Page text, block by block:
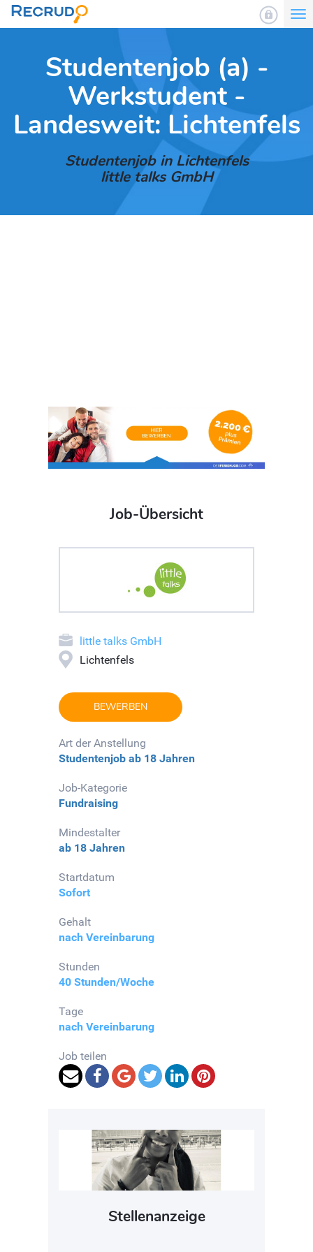
Studentenjob (a) -
Werkstudent -
Landesweit: Lichtenfels
Studentenjob in Lichtenfels
little talks GmbH
Job-Übersicht
little talks GmbH
Lichtenfels
BEWERBEN
Art der Anstellung
Studentenjob ab 18 Jahren
Job-Kategorie
Fundraising
Mindestalter
ab 18 Jahren
Startdatum
Sofort
Gehalt
nach Vereinbarung
Stunden
40 Stunden/Woche
Tage
nach Vereinbarung
Job teilen
Stellenanzeige